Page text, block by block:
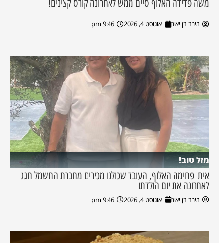
משה פדידה האלוף סיים ממש לאחרונה קורס קצינים!
מירב בן יאיר אוגוסט 4, 2026 9:46 pm
מזל טוב!
איתן פחימה האלוף, העובד שכולנו מכירים מחברת החשמל חגג
לאחרונה את יום הולדתו
מירב בן יאיר אוגוסט 4, 2026 9:46 pm